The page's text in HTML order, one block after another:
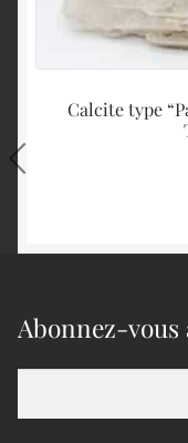
Calcite type
Abonnez-